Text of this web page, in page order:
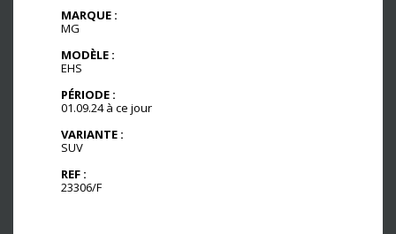
MARQUE :
MG
MODÈLE :
EHS
PÉRIODE :
01.09.24 à ce jour
VARIANTE :
SUV
REF :
23306/F